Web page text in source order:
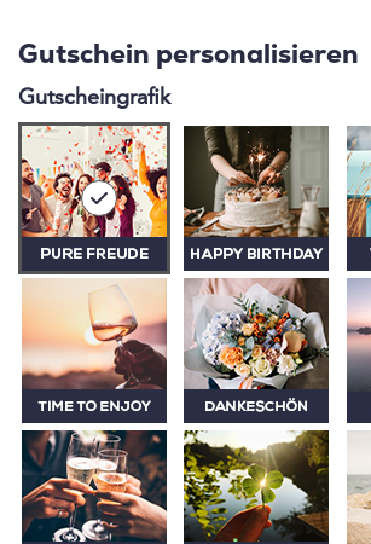
Gutschein personalisieren
Gutscheingrafik